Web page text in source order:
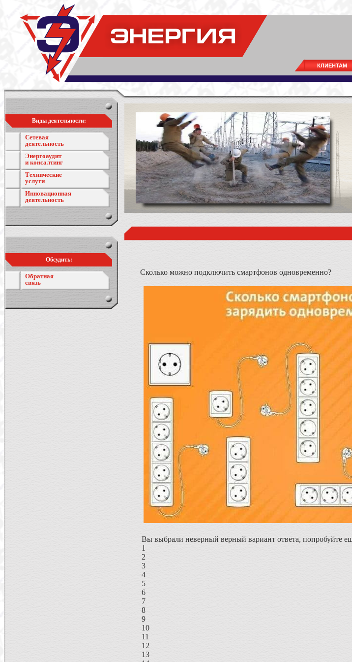
КЛИЕНТАМ
Виды деятельности:
Сетевая
деятельность
Энергоаудит
и консалтинг
Технические
услуги
Инновационная
деятельность
Обсудить:
Обратная
связь
Сколько можно подключить смартфонов одновременно?
Вы выбрали неверный верный вариант ответа, попробуйте
1
2
3
4
5
6
7
8
9
10
11
12
13